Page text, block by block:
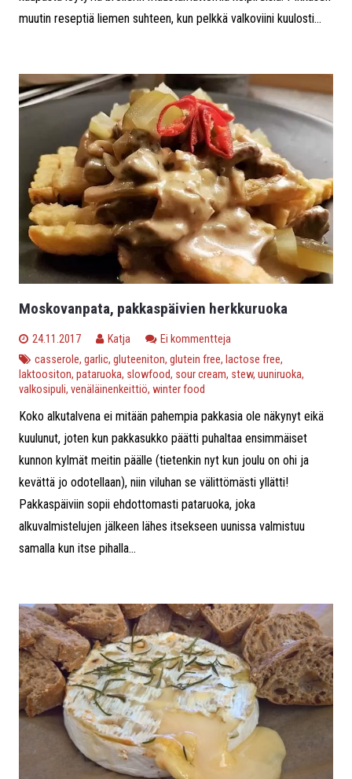
muutin reseptiä liemen suhteen, kun pelkkä valkoviini kuulosti...
Moskovanpata, pakkaspäivien herkkuruoka
24.11.2017 Katja
Ei kommentteja
casserole, garlic, gluteeniton, glutein free, lactose free,
laktoositon, pataruoka, slowfood, sour cream, stew, uuniruoka,
valkosipuli, venäläinenkeittiö, winter food
Koko alkutalvena ei mitään pahempia pakkasia ole näkynyt eikä
kuulunut, joten kun pakkasukko päätti puhaltaa ensimmäiset
kunnon kylmät meitin päälle (tietenkin nyt kun joulu on ohi ja
kevättä jo odotellaan), niin viluhan se välittömästi yllätti!
Pakkaspäiviin sopii ehdottomasti pataruoka, joka
alkuvalmistelujen jälkeen lähes itsekseen uunissa valmistuu
samalla kun itse pihalla...